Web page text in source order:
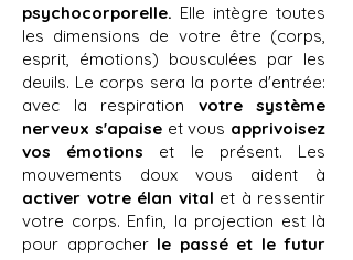
psychocorporelle. Elle intègre toutes
les dimensions de votre être (corps,
esprit, émotions) bousculées par les
deuils. Le corps sera la porte d'entrée:
avec la respiration votre système
nerveux s'apaiseet vous apprivoisez
vos émotions et le présent. Les
mouvements doux vous aident à
activer votre élan vital et à ressentir
votre corps. Enfin, la projection est là
pour approcher le passé et le futur